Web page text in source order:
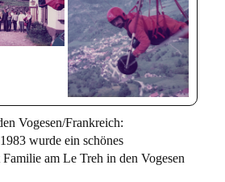
Vogesen/Frankreich:
wurde ein schönes
am Le Treh in den Vogesen